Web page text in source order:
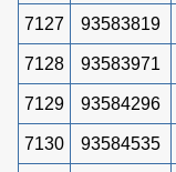
7127 93583819
7128 93583971
7129 93584296
7130 93584535